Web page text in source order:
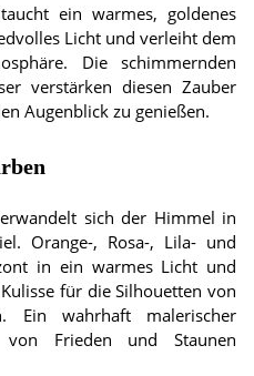
ein warmes, goldenes
Licht und verleiht dem
Die schimmernden
verstärken diesen Zauber
Augenblick zu genießen.
sich der Himmel in
Orange-, Rosa-, Lila- und
in ein warmes Licht und
für die Silhouetten von
Ein wahrhaft malerischer
Frieden und Staunen